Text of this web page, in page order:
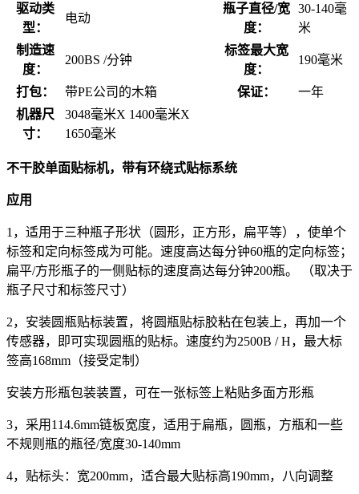
驱动类
型：
电动
瓶子直径/宽
度：
30-140毫
米
制造速
度：
200BS /分钟
标签最大宽
度：
190毫米
打包： 带PE公司的木箱 保证：
一年
机器尺
寸：
3048毫米X 1400毫米X
1650毫米
不干胶单面贴标机，带有环绕式贴标系统
应用
1，适用于三种瓶子形状（圆形，正方形，扁平等），使单个
标签和定向标签成为可能。速度高达每分钟60瓶的定向标签；
扁平/方形瓶子的一侧贴标的速度高达每分钟200瓶。 （取决于
瓶子尺寸和标签尺寸）
2，安装圆瓶贴标装置，将圆瓶贴标胶粘在包装上，再加一个
传感器，即可实现圆瓶的贴标。速度约为2500B / H，最大标
签高168mm（接受定制）
安装方形瓶包装装置，可在一张标签上粘贴多面方形瓶
3，采用114.6mm链板宽度，适用于扁瓶，圆瓶，方瓶和一些
不规则瓶的瓶径/宽度30-140mm
4，贴标头：宽200mm，适合最大贴标高190mm，八向调整